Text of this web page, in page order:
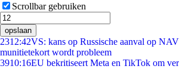
Scrollbar gebruiken
opslaan
2312:42VS: kans op Russische aanval op
munitietekort wordt probleem
3910:16EU bekritiseert Meta en TikTok om